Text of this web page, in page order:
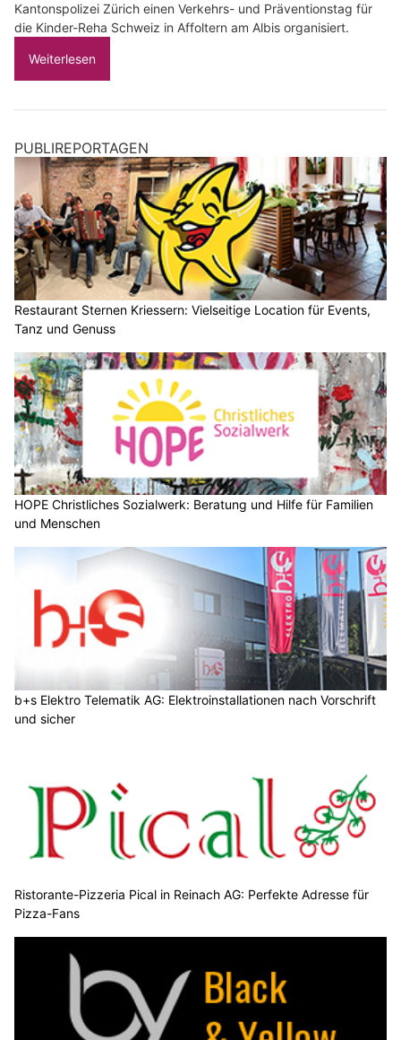
Kantonspolizei Zürich einen Verkehrs- und Präventionstag für
die Kinder-Reha Schweiz in Affoltern am Albis organisiert.
Weiterlesen
PUBLIREPORTAGEN
Restaurant Sternen Kriessern: Vielseitige Location für Events,
Tanz und Genuss
HOPE Christliches Sozialwerk: Beratung und Hilfe für Familien
und Menschen
b+s Elektro Telematik AG: Elektroinstallationen nach Vorschrift
und sicher
Ristorante-Pizzeria Pical in Reinach AG: Perfekte Adresse für
Pizza-Fans